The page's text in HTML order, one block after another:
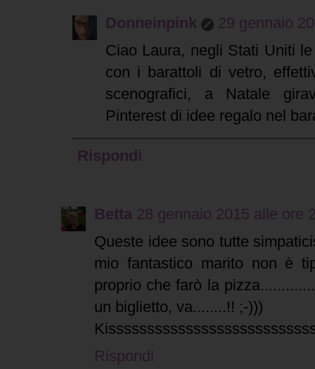
Donneinpink
29 gennaio
Ciao Laura, negli Stati Uniti
con i barattoli di vetro,
scenografici, a Natale
Pinterest di idee regalo nel
Rispondi
Betta 28 gennaio 2015 alle ore
Queste idee sono tutte
mio fantastico marito non è
proprio che farò la
un biglietto, va........!! ;-)))
Rispondi